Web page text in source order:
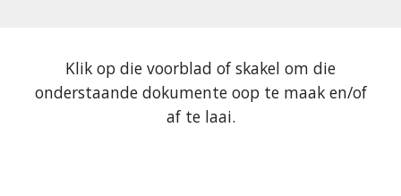
Klik op die voorblad of skakel om die
onderstaande dokumente oop te maak en/of
af te laai.